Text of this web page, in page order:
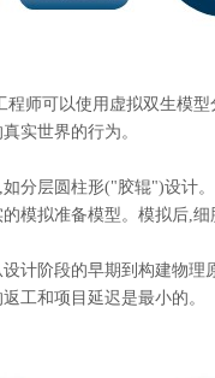
程师可以使用虚拟双生模
实世界的行为。
,如分层圆柱形("胶辊")设计。
的模拟准备模型。模拟后,
设计阶段的早期到构建物理
工和项目延迟是最小的。